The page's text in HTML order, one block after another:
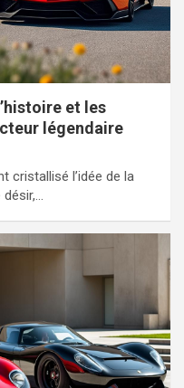
et les
légendaire
cristallisé l’idée de la